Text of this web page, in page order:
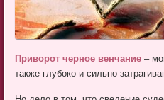
Приворот черное венчание –
также глубоко и сильно